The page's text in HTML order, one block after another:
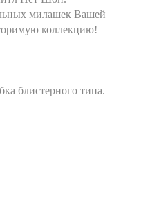
милашек Вашей
коллекцию!
блистерного типа.